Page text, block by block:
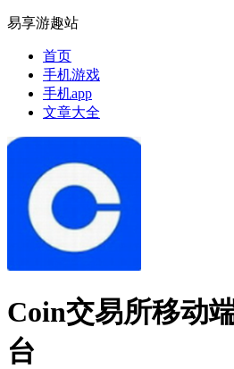
易享游趣站
首页
手机游戏
手机app
文章大全
Coin交易所移动
台